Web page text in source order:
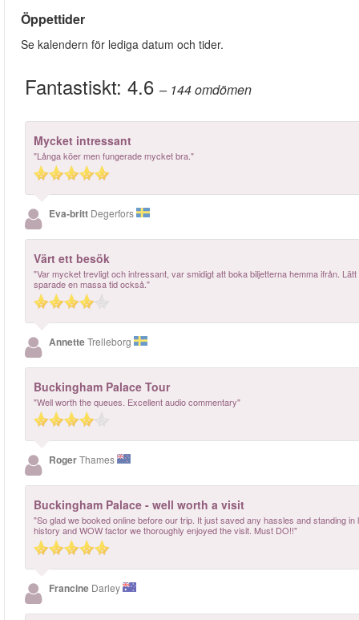
Öppettider
Se kalendern för lediga datum och tider.
Fantastiskt: 4.6 – 144omdömen
Mycket intressant
"Långa köer men fungerade mycket bra."
Eva-britt Degerfors
Värt ett besök
"Var mycket trevligt och intressant, var smidigt att boka biljetterna hemma ifrån.
sparade en massa tid också."
AnnetteTrelleborg
Buckingham Palace Tour
"Well worth the queues. Excellent audio commentary"
RogerThames
Buckingham Palace - well worth a visit
"So glad we booked online before our trip. It just saved any hassles and standing
history and WOW factor we thoroughly enjoyed the visit. Must DO!!"
Francine Darley